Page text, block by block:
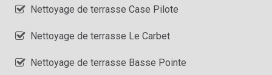
Nettoyage de terrasse Case Pilote
Nettoyage de terrasse Le Carbet
Nettoyage de terrasse Basse Pointe